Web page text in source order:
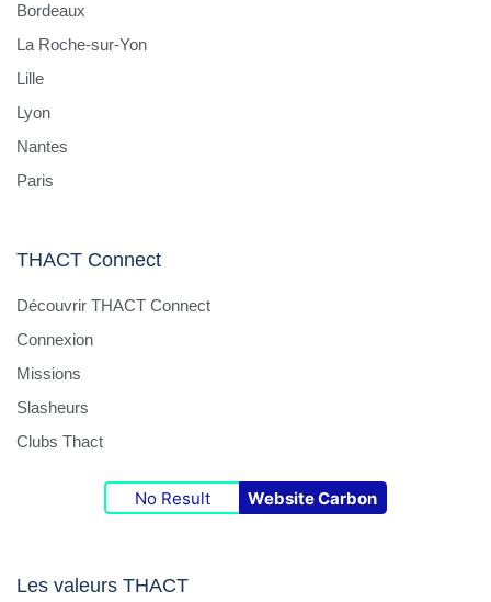
Bordeaux
La Roche-sur-Yon
Lille
Lyon
Nantes
Paris
THACT Connect
Découvrir THACT Connect
Connexion
Missions
Slasheurs
Clubs Thact
No Result Website Carbon
Les valeurs THACT